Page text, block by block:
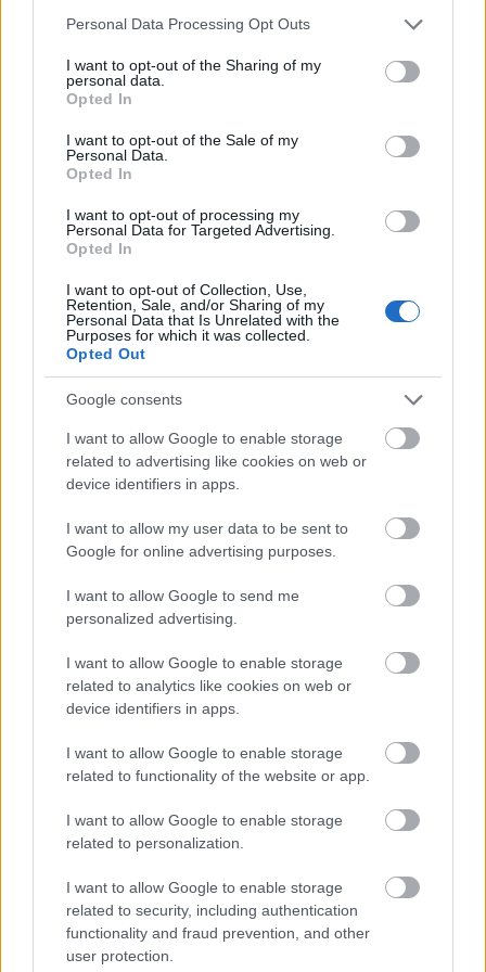
Please note that this website/app uses one or more Google
not limited to your visit or usage behaviour. You may click to
grant or deny consent to Google and its third-party tags to
use your data for below specified purposes in below Google
consent section.
Personal Data Processing Opt Outs
I want to opt-out of the Sharing of my
personal data.
Opted In
I want to opt-out of the Sale of my
Personal Data.
Opted In
I want to opt-out of processing my
Personal Data for Targeted Advertising.
Opted In
I want to opt-out of Collection, Use,
Retention, Sale, and/or Sharing of my
Personal Data that Is Unrelated with the
Purposes for which it was collected.
Opted Out
Google consents
I want to allow Google to enable storage
related to advertising like cookies on web or
device identifiers in apps.
I want to allow my user data to be sent to
Google for online advertising purposes.
I want to allow Google to send me
personalized advertising.
I want to allow Google to enable storage
related to analytics like cookies on web or
device identifiers in apps.
I want to allow Google to enable storage
related to functionality of the website or app.
I want to allow Google to enable storage
related to personalization.
I want to allow Google to enable storage
related to security, including authentication
functionality and fraud prevention, and other
user protection.
csak akkor és csak a bélrendszerükben alakul az
előanyag méreggé. A Bt-növényekbe a kurtított gént
ültették be, mégpedig olyan formában, hogy ebből a
növény minél többet termeljen. Ez a toxin a
tarlómaradvánnyal nagy mennyiségben kerül a
környezetünkbe.
Van más különbség is a biogazdálkodásban
kipermezett és a GM-növényekben termelt
„növényvédő szer” között. A biogazdálkodásokban a
növényeket csak akkor permetezik, ha erre a sok
kártevő miatt szükség van. A szer a növények
hatására hamarosan lebomlik, vagy onnan a még
nem hatástalanított szert le lehet mosni, mielőtt a
növény fogyasztásra kerülne.
Ezzel szemben a Bt-növény minden egyes sejtje napi
24 órán át termeli a toxint, és így ez felhalmozódhat
ismeretlenek."
Pusztai Árpád – Bardócz Zsuzsa: A genetikailag
módosított élelmiszerek biztonsága
15 éve
@Áramlat
A legelterjedtebb Bt alapú permetezőszer a Dipel:
www.biocont.hu/index.php?c=dipel-119
Ez pedig nem baktériumszuszpenzió, hanem maga a
Ezt permetezik közvetlenül a növényekre,
meglehetősen nagy koncentrációban.
nyilván maradhat egy csomó toxin a növény
felületén, amit aztán megeszünk. És ha valaki nem
rendesen mossa meg a zöldséget? Vagy rendes
megmosás nélkül feldolgozásra kerül? Ezt nem lehet
elkerülni.
Tehát a veszély fennáll, nem lehet kiküszöbölni.